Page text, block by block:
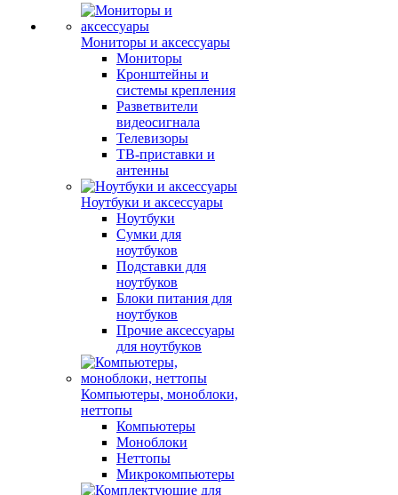
Мониторы и аксессуары
Мониторы
Кронштейны и
системы крепления
Разветвители
видеосигнала
Телевизоры
ТВ-приставки и
антенны
Ноутбуки и аксессуары
Ноутбуки
Сумки для
ноутбуков
Подставки для
ноутбуков
Блоки питания для
ноутбуков
Прочие аксессуары
для ноутбуков
Компьютеры, моноблоки,
неттопы
Компьютеры
Моноблоки
Неттопы
Микрокомпьютеры